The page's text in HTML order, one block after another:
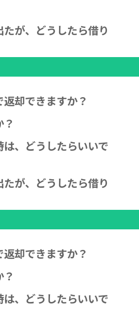
が、どうしたら借り
却できますか？
、どうしたらいいで
が、どうしたら借り
却できますか？
、どうしたらいいで